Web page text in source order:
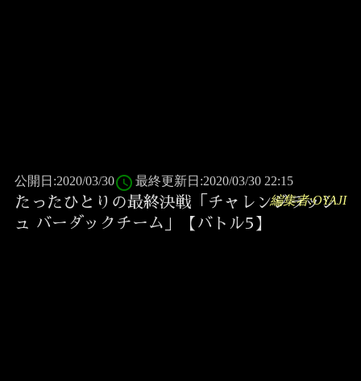
公開日:2020/03/30access_time 最終更新日:2020/03/30 22:15
たったひとりの最終決戦「チャレンジラッシ
ュ バーダックチーム」【バトル5】
編集者:OYAJI